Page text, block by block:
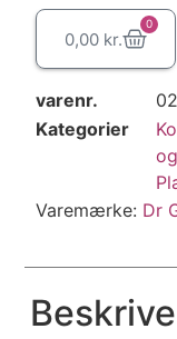
0,00 kr.
0
varenr.
Kategorier
Varemærke: Dr